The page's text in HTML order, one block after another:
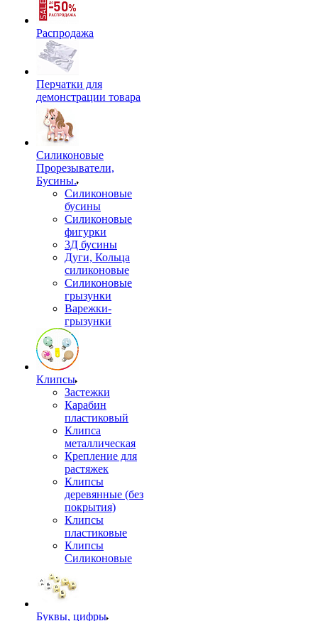
Распродажа
Перчатки для
демонстрации товара
Силиконовые
Прорезыватели,
Бусины.
Силиконовые
бусины
Силиконовые
фигурки
3Д бусины
Дуги, Кольца
силиконовые
Силиконовые
грызунки
Варежки-
грызунки
Клипсы
Застежки
Карабин
пластиковый
Клипса
металлическая
Крепление для
растяжек
Клипсы
деревянные (без
покрытия)
Клипсы
пластиковые
Клипсы
Силиконовые
Буквы, цифры